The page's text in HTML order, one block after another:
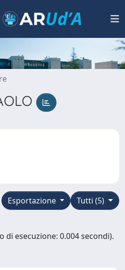
Tutti (5)
Esportazione
di esecuzione: 0.004 secondi).